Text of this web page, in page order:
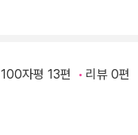
100자평 13편 리뷰 0편